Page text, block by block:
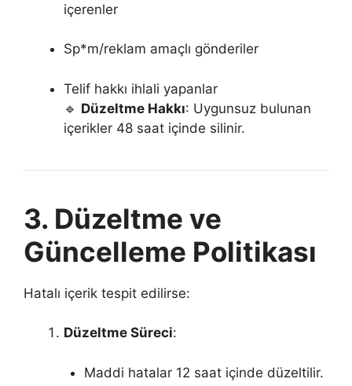
içerenler
Sp*m/reklam amaçlı gönderiler
Telif hakkı ihlali yapanlar
🔹 Düzeltme Hakkı: Uygunsuz bulunan
içerikler 48 saat içinde silinir.
3. Düzeltme ve
Güncelleme Politikası
Hatalı içerik tespit edilirse:
Düzeltme Süreci:
Maddi hatalar 12 saat içinde düzeltilir.